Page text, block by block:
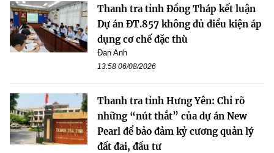
Thanh tra tỉnh Đồng Tháp kết luận
Dự án ĐT.857 không đủ điều kiện áp
dụng cơ chế đặc thù
Đan Anh
13:58 06/08/2026
Thanh tra tỉnh Hưng Yên: Chỉ rõ
những “nút thắt” của dự án New
Pearl để bảo đảm kỷ cương quản lý
đất đai, đầu tư